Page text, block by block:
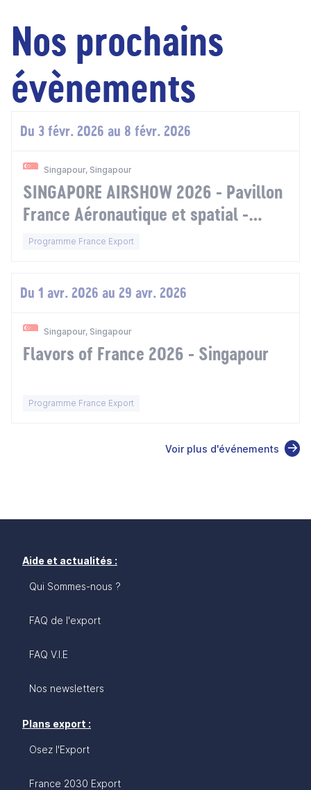
Nos prochains
évènements
Du 3 févr. 2026 au 8 févr. 2026
Singapour, Singapour
SINGAPORE AIRSHOW 2026 - Pavillon
France Aéronautique et spatial -
Singapour
Programme France Export
Du 1 avr. 2026 au 29 avr. 2026
Singapour, Singapour
Flavors of France 2026 - Singapour
Programme France Export
Voir plus d'événements
Aide et actualités :
Qui Sommes-nous ?
FAQ de l'export
FAQ V.I.E
Nos newsletters
Plans export :
Osez l'Export
France 2030 Export